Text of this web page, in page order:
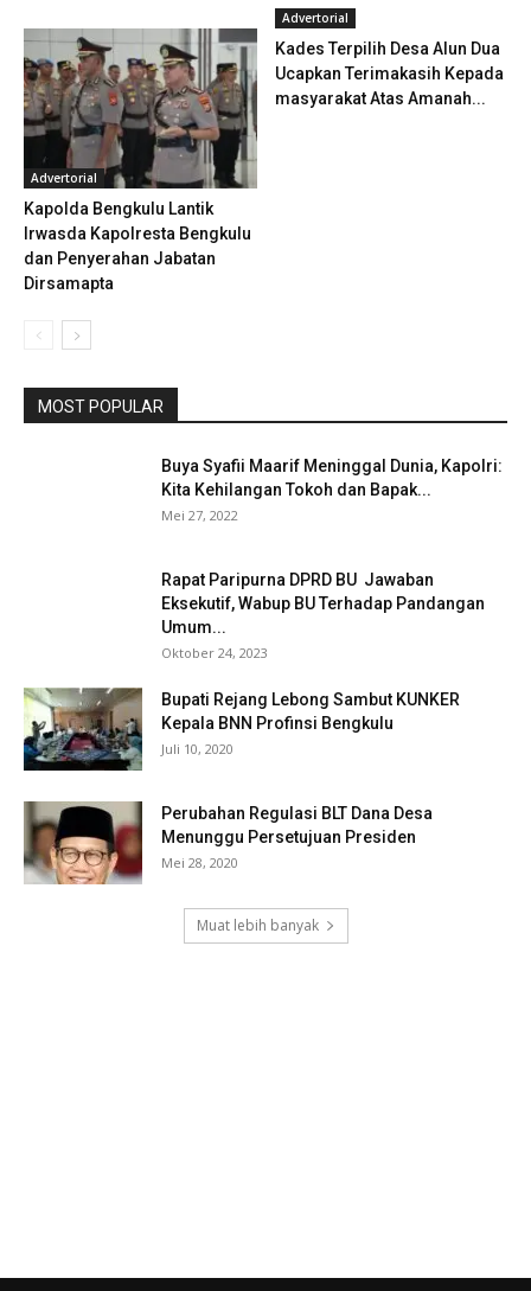
Advertorial
Kapolda Bengkulu Lantik
Irwasda Kapolresta Bengkulu
dan Penyerahan Jabatan
Dirsamapta
Advertorial
Kades Terpilih Desa Alun Dua
Ucapkan Terimakasih Kepada
masyarakat Atas Amanah...
MOST POPULAR
Buya Syafii Maarif Meninggal Dunia, Kapolri:
Kita Kehilangan Tokoh dan Bapak...
Mei 27, 2022
Rapat Paripurna DPRD BU Jawaban
Eksekutif, Wabup BU Terhadap Pandangan
Umum...
Oktober 24, 2023
Bupati Rejang Lebong Sambut KUNKER
Kepala BNN Profinsi Bengkulu
Juli 10, 2020
Perubahan Regulasi BLT Dana Desa
Menunggu Persetujuan Presiden
Mei 28, 2020
Muat lebih banyak